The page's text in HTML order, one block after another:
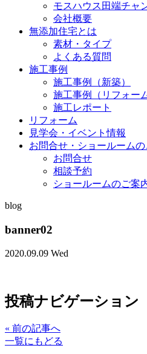
モスハウス田端チャ
会社概要
無添加住宅とは
素材・タイプ
よくある質問
施工事例
施工事例（新築）
施工事例（リフォー
施工レポート
リフォーム
見学会・イベント情報
お問合せ・ショールームの
お問合せ
相談予約
ショールームのご案
blog
banner02
2020.09.09 Wed
投稿ナビゲーション
« 前の記事へ
一覧にもどる